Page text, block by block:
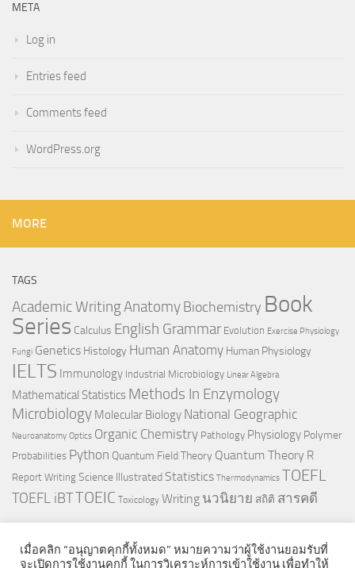
META
Log in
Entries feed
Comments feed
WordPress.org
MORE
TAGS
Academic WritingAnatomy Biochemistry Book
Series Calculus English Grammar Evolution Exercise Physiology
Fungi Genetics Histology Human Anatomy Human Physiology
IELTS Immunology Industrial Microbiology Linear Algebra
Mathematical Statistics Methods In Enzymology
Microbiology Molecular Biology National Geographic
Neuroanatomy Optics Organic Chemistry Pathology Physiology Polymer
Probabilities Python Quantum Field Theory Quantum Theory R
Report Writing Science Illustrated Statistics Thermodynamics TOEFL
TOEFL iBTTOEIC Toxicology Writing นวนิยาย สถิติ สารคดี
เมื่อคลิก “อนุญาตคุกกี้ทั้งหมด” หมายความว่าผู้ใช้งานยอมรับที่
จะเปิดการใช้งานคุกกี้ ในการวิเคราะห์การเข้าใช้งาน เพื่อทำให้